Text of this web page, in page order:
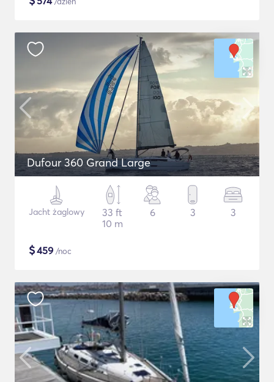
Dufour 360 Grand Large
Jacht żaglowy
33 ft
10 m
6 3 3
$459 /noc